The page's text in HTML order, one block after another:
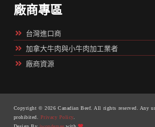
廠商專區
台灣進口商
加拿大牛肉與小牛肉加工業者
廠商資源
Copyright © 2026 Canadian Beef. All rights reserved. Any
prohibited. Privacy Policy.